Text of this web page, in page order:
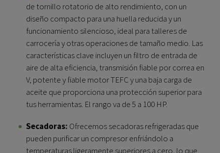
de tornillo rotatorio de alto rendimiento, con un
diseño compacto para una huella reducida y un
funcionamiento silencioso, ideal para talleres de
carrocería y otras operaciones de tamaño medio. Las
características clave incluyen un filtro de entrada de
aire de alta eficiencia, transmisión fiable por correa en
V, potente y fiable motor TEFC y una baja carga de
aceite que proporciona una protección superior para
tus herramientas. El rango va de 5 a 100 HP.
Secadoras: Ofrecemos secadoras refrigeradas que
pueden purificar un compresor enfriándolo a
temperaturas ligeramente superiores a cero, lo que